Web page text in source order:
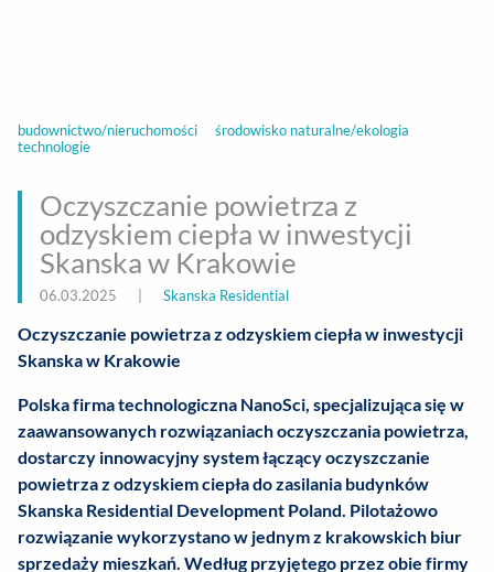
budownictwo/nieruchomości
środowisko naturalne/ekologia
technologie
Oczyszczanie powietrza z
odzyskiem ciepła w inwestycji
Skanska w Krakowie
06.03.2025 Skanska Residential
Oczyszczanie powietrza z odzyskiem ciepła w inwestycji
Skanska w Krakowie
Polska firma technologiczna NanoSci, specjalizująca się w
zaawansowanych rozwiązaniach oczyszczania powietrza,
dostarczy innowacyjny system łączący oczyszczanie
powietrza z odzyskiem ciepła do zasilania budynków
Skanska Residential Development Poland. Pilotażowo
rozwiązanie wykorzystano w jednym z krakowskich biur
sprzedaży mieszkań. Według przyjętego przez obie firmy